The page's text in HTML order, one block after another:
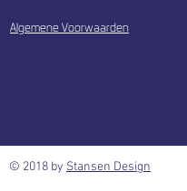
Algemene Voorwaarden
© 2018 by Stansen Design